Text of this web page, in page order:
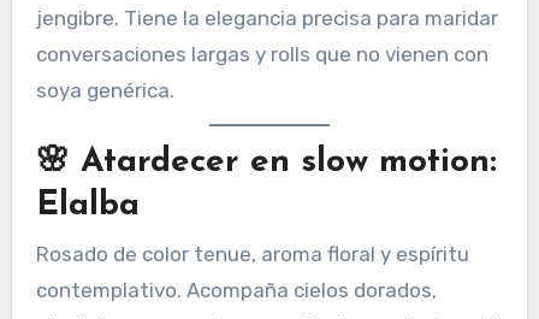
jengibre. Tiene la elegancia precisa para maridar
conversaciones largas y rolls que no vienen con
soya genérica.
🌸 Atardecer en slow motion:
Elalba
Rosado de color tenue, aroma floral y espíritu
contemplativo. Acompaña cielos dorados,